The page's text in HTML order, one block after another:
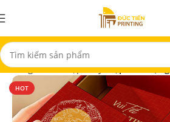
Trang chủ In Hộp Giấy Hộp Quà Tặng
HOT